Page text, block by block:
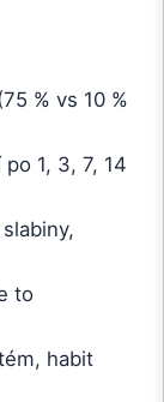
% vs 10 %
1, 3, 7, 14
to
habit